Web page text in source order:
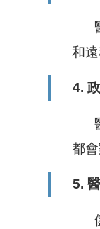
和
4.
都
5.